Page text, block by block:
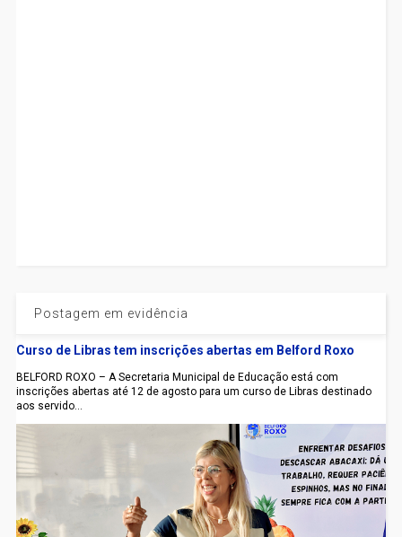
Postagem em evidência
Curso de Libras tem inscrições abertas em Belford Roxo
BELFORD ROXO – A Secretaria Municipal de Educação está com
inscrições abertas até 12 de agosto para um curso de Libras destinado
aos servido...